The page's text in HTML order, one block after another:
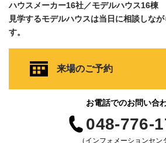
ハウスメーカー16社／モデルハウス16棟
見学するモデルハウスは当日に相談しな
す。
来場のご予約
お電話でのお問い合
048-776-
（インフォメーションセン